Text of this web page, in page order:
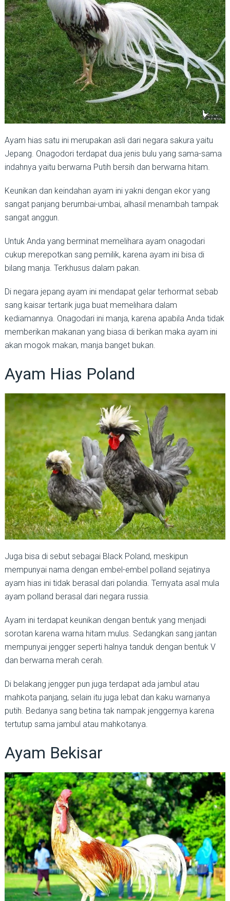
Ayam hias satu ini merupakan asli dari negara sakura yaitu
Jepang. Onagodori terdapat dua jenis bulu yang sama-sama
indahnya yaitu berwarna Putih bersih dan berwarna hitam.
Keunikan dan keindahan ayam ini yakni dengan ekor yang
sangat panjang berumbai-umbai, alhasil menambah tampak
sangat anggun.
Untuk Anda yang berminat memelihara ayam onagodari
cukup merepotkan sang pemilik, karena ayam ini bisa di
bilang manja. Terkhusus dalam pakan.
Di negara jepang ayam ini mendapat gelar terhormat sebab
sang kaisar tertarik juga buat memelihara dalam
kediamannya. Onagodari ini manja, karena apabila Anda tidak
memberikan makanan yang biasa di berikan maka ayam ini
akan mogok makan, manja banget bukan.
Ayam Hias Poland
Juga bisa di sebut sebagai Black Poland, meskipun
mempunyai nama dengan embel-embel polland sejatinya
ayam hias ini tidak berasal dari polandia. Ternyata asal mula
ayam polland berasal dari negara russia.
Ayam ini terdapat keunikan dengan bentuk yang menjadi
sorotan karena warna hitam mulus. Sedangkan sang jantan
mempunyai jengger seperti halnya tanduk dengan bentuk V
dan berwarna merah cerah.
Di belakang jengger pun juga terdapat ada jambul atau
mahkota panjang, selain itu juga lebat dan kaku warnanya
putih. Bedanya sang betina tak nampak jenggernya karena
tertutup sama jambul atau mahkotanya.
Ayam Bekisar